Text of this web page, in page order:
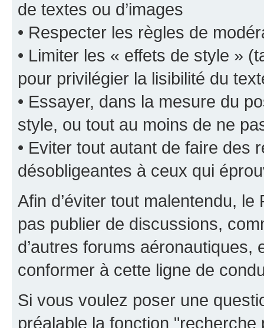
de textes ou d’images
• Respecter les règles de
• Limiter les « effets de style »
pour privilégier la lisibilité du
• Essayer, dans la mesure du
style, ou tout au moins de ne
• Eviter tout autant de faire des
désobligeantes à ceux qui
Afin d’éviter tout malentendu,
pas publier de discussions,
d’autres forums
conformer à cette ligne de
Si vous voulez poser une
préalable la fonction